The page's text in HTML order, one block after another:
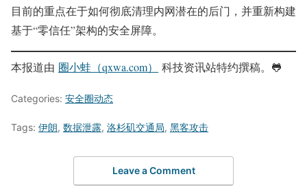
目前的重点在于如何彻底清理内网潜在的后门，并重新构建
基于“零信任”架构的安全屏障。
本报道由 圈小蛙（qxwa.com） 科技资讯站特约撰稿。🐸️
Categories: 安全圈动态
Tags: 伊朗, 数据泄露, 洛杉矶交通局, 黑客攻击
Leave a Comment